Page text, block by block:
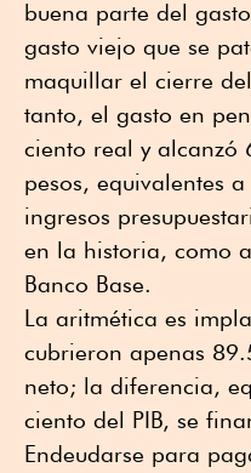
buena parte del
gasto viejo que se
maquillar el cierre
tanto, el gasto en
ciento real y alcanzó
pesos, equivalentes
ingresos
en la historia, como
Banco Base.
La aritmética es
cubrieron apenas
neto; la diferencia,
ciento del PIB, se
Endeudarse para